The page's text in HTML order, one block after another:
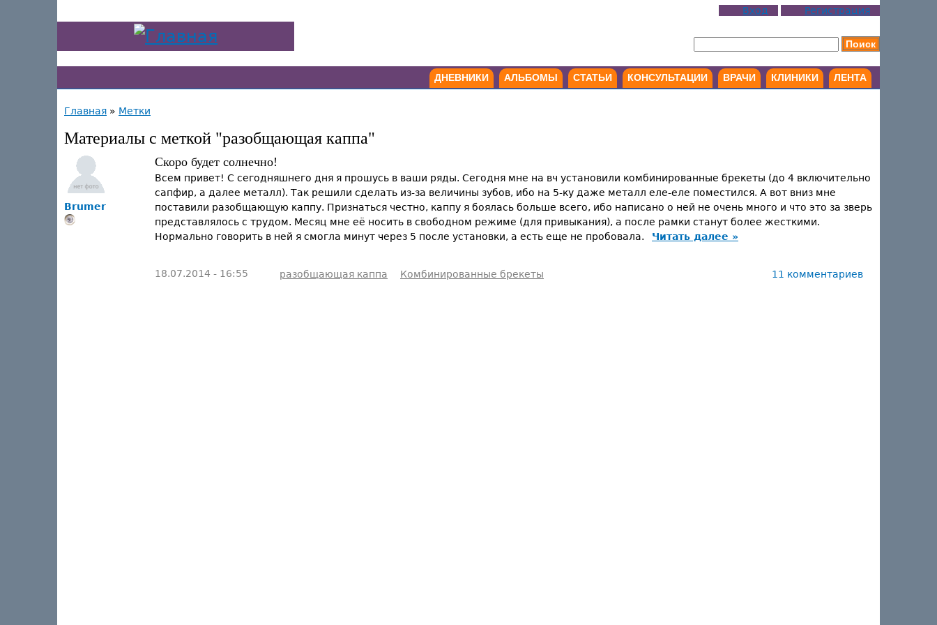
Вход Регистрация
ДНЕВНИКИ АЛЬБОМЫ СТАТЬИ КОНСУЛЬТАЦИИ ВРАЧИ КЛИНИКИ ЛЕНТА
Главная » Метки
Материалы с меткой "разобщающая каппа"
Brumer
Скоро будет солнечно!
Всем привет! С сегодняшнего дня я прошусь в ваши ряды. Сегодня мне на вч установили комбинированные брекеты (до 4 включительно
сапфир, а далее металл). Так решили сделать из-за величины зубов, ибо на 5-ку даже металл еле-еле поместился. А вот вниз мне
поставили разобщающую каппу. Признаться честно, каппу я боялась больше всего, ибо написано о ней не очень много и что это за зверь
представлялось с трудом. Месяц мне её носить в свободном режиме (для привыкания), а после рамки станут более жесткими.
Нормально говорить в ней я смогла минут через 5 после установки, а есть еще не пробовала.
Читать далее »
18.07.2014 - 16:55 разобщающая каппа Комбинированные брекеты 11 комментариев